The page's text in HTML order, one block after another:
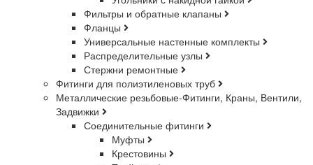
Фильтры и обратные клапаны
Фланцы
Универсальные настенные комплекты
Распределительные узлы
Стержни ремонтные
Фитинги для полиэтиленовых труб
Металлические резьбовые-Фитинги, Краны, Вентили,
Задвижки
Соединительные фитинги
Муфты
Крестовины